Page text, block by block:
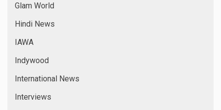
Glam World
Hindi News
IAWA
Indywood
International News
Interviews